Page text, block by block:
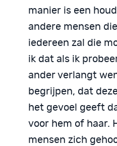
manier is een
andere mensen
iedereen zal die
ik dat als ik
ander verlangt
begrijpen, dat
het gevoel geeft
voor hem of haar.
mensen zich